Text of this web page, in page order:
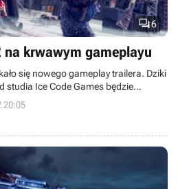
6
na krwawym gameplayu
się nowego gameplay trailera. Dziki
studia Ice Code Games będzie
20:05